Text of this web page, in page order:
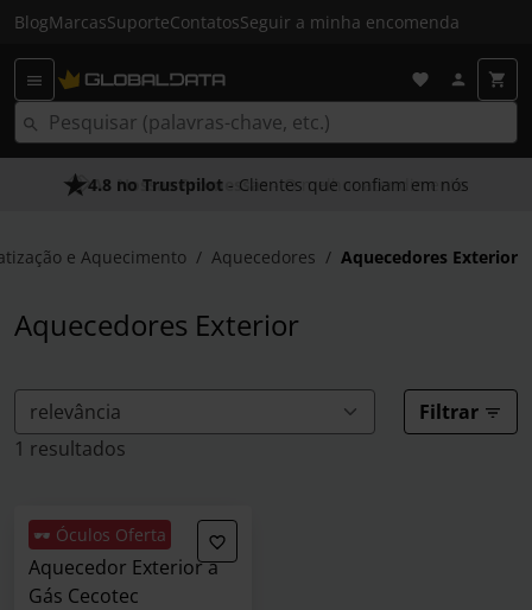
BlogMarcasSuporteContatosSeguir a minha encomenda
As Nossas Promessas- O melhor atendimento
4.8 no Trustpilot - Clientes que confiam em nós
e Aquecimento Aquecedores Aquecedores Exterior
Aquecedores Exterior
Filtrar
1 resultados
🕶️ Óculos Oferta
Aquecedor Exterior a
Gás Cecotec